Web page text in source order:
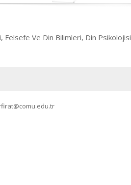
Felsefe Ve Din Bilimleri, Din Psikolojisi